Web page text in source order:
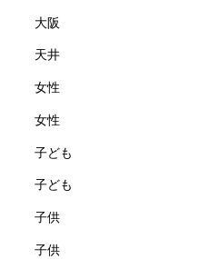
大阪
天井
女性
女性
子ども
子ども
子供
子供